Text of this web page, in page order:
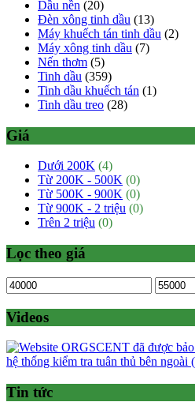
Dầu nền (20)
Đèn xông tinh dầu (13)
Máy khuếch tán tinh dầu (2)
Máy xông tinh dầu (7)
Nến thơm (5)
Tinh dầu (359)
Tinh dầu khuếch tán (1)
Tinh dầu treo (28)
Giá
Dưới 200K (4)
Từ 200K - 500K (0)
Từ 500K - 900K (0)
Từ 900K - 2 triệu (0)
Trên 2 triệu (0)
Lọc theo giá
Giá
tối
thiểu
Giá
tối
đa
Videos
Tin tức